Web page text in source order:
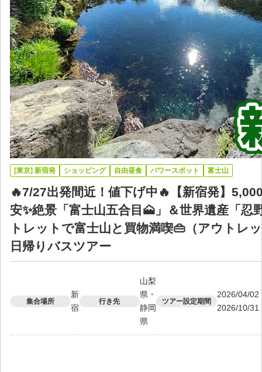
[東京] 新宿発 ショッピング 自由昼食 パワースポット 富士山
🔥7/27出発間近！値下げ中🔥【新宿発】
安✨絶景「富士山五合目🗻」＆世界遺産「忍
トレットで富士山と買物満喫👜（アウトレ
日帰りバスツアー
集合場所
新
宿
行き先
山梨
県・
静岡
県
ツアー設定期間
2026/04/02
2026/10/31